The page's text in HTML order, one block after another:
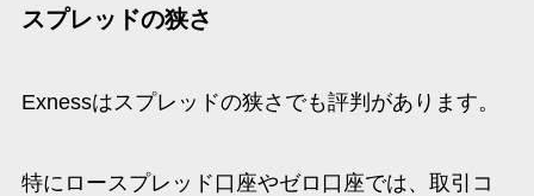
スプレッドの狭さ
Exnessはスプレッドの狭さでも評判があります。
特にロースプレッド口座やゼロ口座では、取引コ